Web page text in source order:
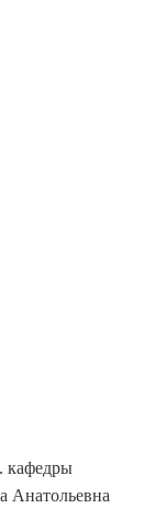
кафедры
Анатольевна